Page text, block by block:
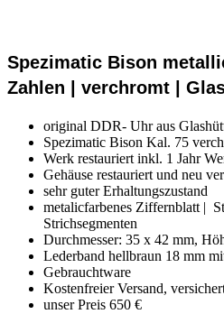
Spezimatic Bison
Zahlen | verchromt |
original DDR- Uhr aus
Spezimatic Bison Kal. 75
Werk restauriert inkl. 1 Jahr
Gehäuse restauriert und neu
sehr guter Erhaltungszustand
metalicfarbenes Ziffernblatt |
Strichsegmenten
Durchmesser: 35 x 42 mm,
Lederband hellbraun 18 mm
Gebrauchtware
Kostenfreier Versand,
unser Preis 650 €